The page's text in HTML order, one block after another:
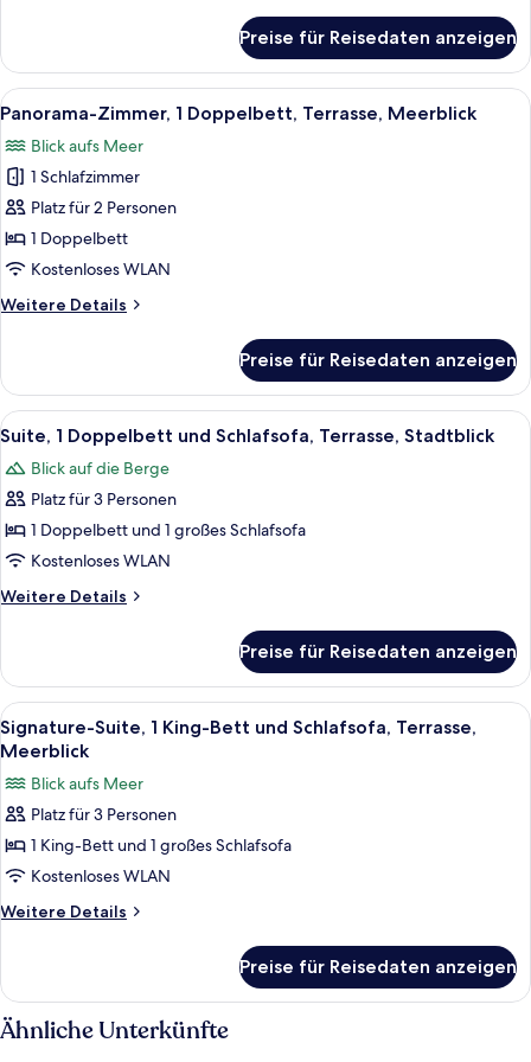
anzeigen
Zimmer,
Queen-
Stadtblick
Preise für Reisedaten anzeigen
Alle
Fotos
für
Panorama-
Zimmer,
1
Doppelbett,
Meerblick
Eine Dachterrasse mit Pool,
13
Panorama-Zimmer, 1 Doppelbett, Terrasse, Meerblick
Blick aufs Meer
1 Schlafzimmer
Platz für 2 Personen
1 Doppelbett
Kostenloses WLAN
Weitere Details
Weitere
Zimmer,
Doppelbett,
Meerblick
Preise für Reisedaten anzeigen
Alle
Fotos
für
Suite,
1 Doppelbett
und
Schlafsofa,
Terrasse,
anzeigen
Eine Dachterrasse mit Blick auf
7
Suite, 1 Doppelbett und Schlafsofa, Terrasse, Stadtblick
Blick auf die Berge
Platz für 3 Personen
1 Doppelbett und 1 großes Schlafsofa
Kostenloses WLAN
Weitere Details
Weitere
1 Doppelbett
und
Schlafsofa,
Terrasse,
Preise für Reisedaten anzeigen
Alle
Fotos
Signature-
Suite,
1 King-
Bett
und
Meerblick
anzeigen
Ein Hotelzimmer mit Bett, Sofa,
11
Signature-Suite, 1 King-Bett und Schlafsofa, Terrasse,
Meerblick
Blick aufs Meer
Platz für 3 Personen
1 King-Bett und 1 großes Schlafsofa
Kostenloses WLAN
Weitere Details
Weitere
Suite,
1 King-
Bett
Preise für Reisedaten anzeigen
Ähnliche Unterkünfte